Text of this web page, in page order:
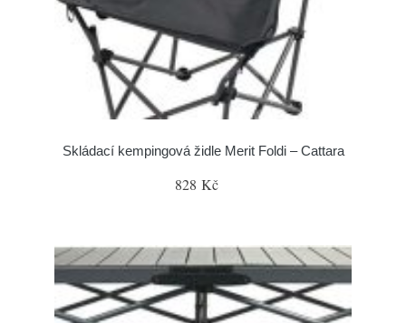
Skládací kempingová židle Merit Foldi – Cattara
828 Kč